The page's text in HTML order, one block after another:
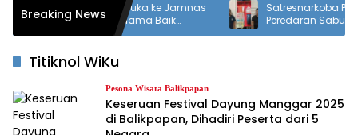
Breaking News
71 Kontingen Pramuka ke Jamnas
Noor: Jaga Nama Baik
Satresnarkoba Polres
Peredaran Sabu, Dua
dengan 12 Paket
Titiknol WiKu
Pesona Wisata Balikpapan
Keseruan Festival Dayung Manggar 2025
di Balikpapan, Dihadiri Peserta dari 5